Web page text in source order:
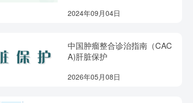
2024年09月04日
中国肿瘤整合诊治指南（CAC
A)肝脏保护
2026年05月08日